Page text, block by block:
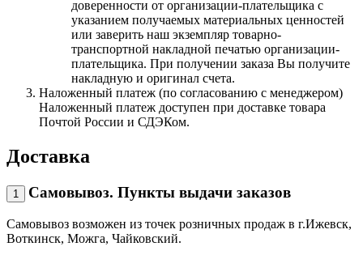
доверенности от организации-плательщика с
указанием получаемых материальных ценностей
или заверить наш экземпляр товарно-
транспортной накладной печатью организации-
плательщика. При получении заказа Вы получите
накладную и оригинал счета.
Наложенный платеж (по согласованию с менеджером)
Наложенный платеж доступен при доставке товара
Почтой России и СДЭКом.
Доставка
1 Самовывоз. Пункты выдачи заказов
Самовывоз возможен из точек розничных продаж в г.Ижевск,
Воткинск, Можга, Чайковский.